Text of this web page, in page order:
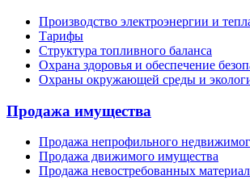
Производство электроэнергии и
Тарифы
Структура топливного баланса
Охрана здоровья и обеспечение
Охраны окружающей среды и
Продажа имущества
Продажа непрофильного
Продажа движимого имущества
Продажа невостребованных